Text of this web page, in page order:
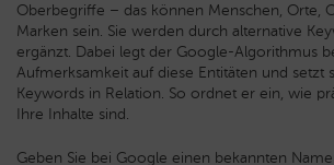
Oberbegriffe – das können Menschen, Orte,
Marken sein. Sie werden durch alternative
ergänzt. Dabei legt der Google-Algorithmus
Aufmerksamkeit auf diese Entitäten und setzt
Keywords in Relation. So ordnet er ein, wie
Ihre Inhalte sind.
Geben Sie bei Google einen bekannten